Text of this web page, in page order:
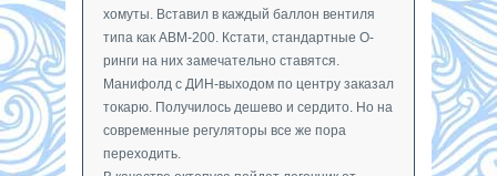
хомуты. Вставил в каждый баллон вентиля
типа как АВМ-200. Кстати, стандартные О-
ринги на них замечательно ставятся.
Манифолд с ДИН-выходом по центру заказал
токарю. Получилось дешево и сердито. Но на
современные регуляторы все же пора
переходить.